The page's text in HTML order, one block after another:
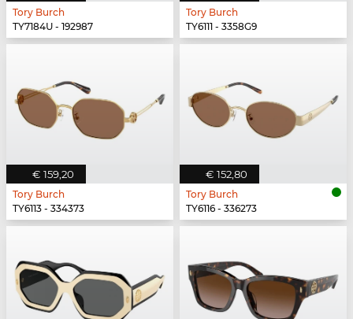
Tory Burch
TY7184U - 192987
Tory Burch
TY6111 - 3358G9
€ 159,20
Tory Burch
TY6113 - 334373
€ 152,80
Tory Burch
TY6116 - 336273